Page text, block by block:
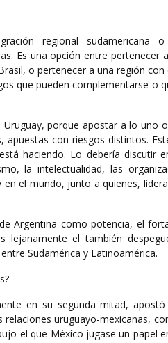
regional sudamericana
Es una opción entre pertenecer
o pertenecer a una región
que pueden complementarse o
porque apostar a lo uno
con riesgos distintos.
haciendo. Lo debería discutir
la intelectualidad, las
el mundo, junto a quienes,
Argentina como potencia, el
el también
Sudamérica y Latinoamérica.
en su segunda mitad,
uruguayo-mexicanas,
el que México jugase un papel